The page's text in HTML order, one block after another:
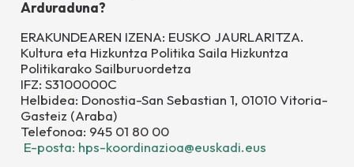
Arduraduna?
ERAKUNDEAREN IZENA: EUSKO JAURLARITZA.
Kultura eta Hizkuntza Politika Saila Hizkuntza
Politikarako Sailburuordetza
IFZ: S3100000C
Helbidea: Donostia-San Sebastian 1, 01010 Vitoria-
Gasteiz (Araba)
Telefonoa: 945 01 80 00
E-posta: hps-koordinazioa@euskadi.eus